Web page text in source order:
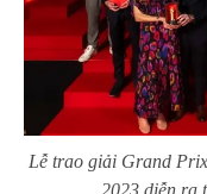
Lễ trao giải Grand
2023 diễn ra